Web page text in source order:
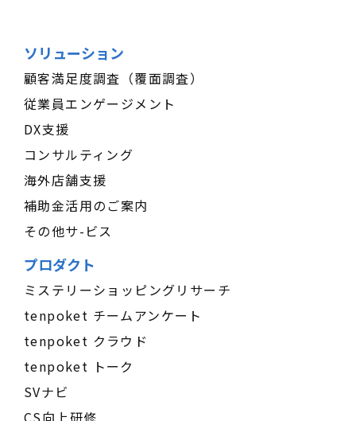
ソリューション
顧客満足度調査（覆面調査）
従業員エンゲージメント
DX支援
コンサルティング
海外店舗支援
補助金活用のご案内
その他サ-ビス
プロダクト
ミステリーショッピングリサーチ
tenpoket チームアンケート
tenpoket クラウド
tenpoket トーク
SVナビ
CS向上研修